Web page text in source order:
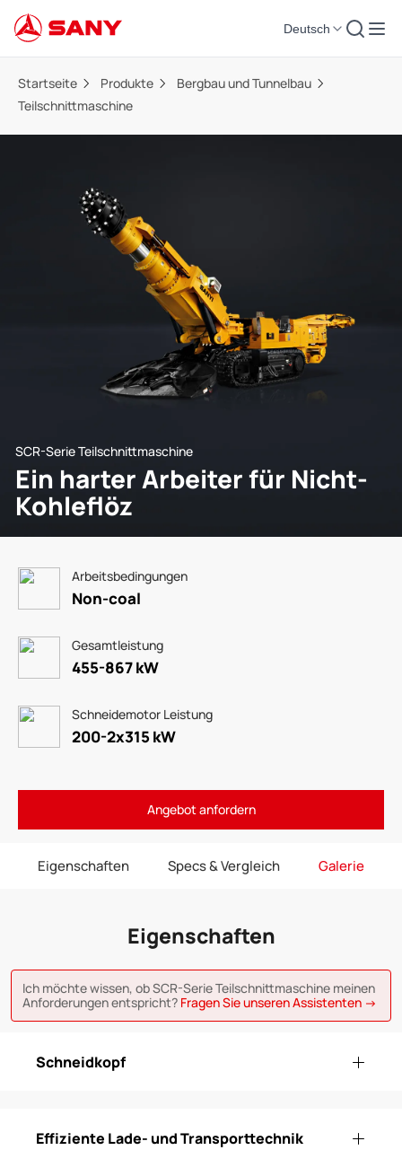
Deutsch
Startseite Produkte
Bergbau und Tunnelbau
Teilschnittmaschine
SCR-Serie Teilschnittmaschine
Ein harter Arbeiter für Nicht-
Kohleflöz
Arbeitsbedingungen
Non-coal
Gesamtleistung
455-867 kW
Schneidemotor Leistung
200-2x315 kW
Angebot anfordern
Eigenschaften Specs & Vergleich Galerie
Eigenschaften
Ich möchte wissen, ob SCR-Serie Teilschnittmaschine meinen
Anforderungen entspricht? Fragen Sie unseren Assistenten →
Schneidkopf
Effiziente Lade- und Transporttechnik